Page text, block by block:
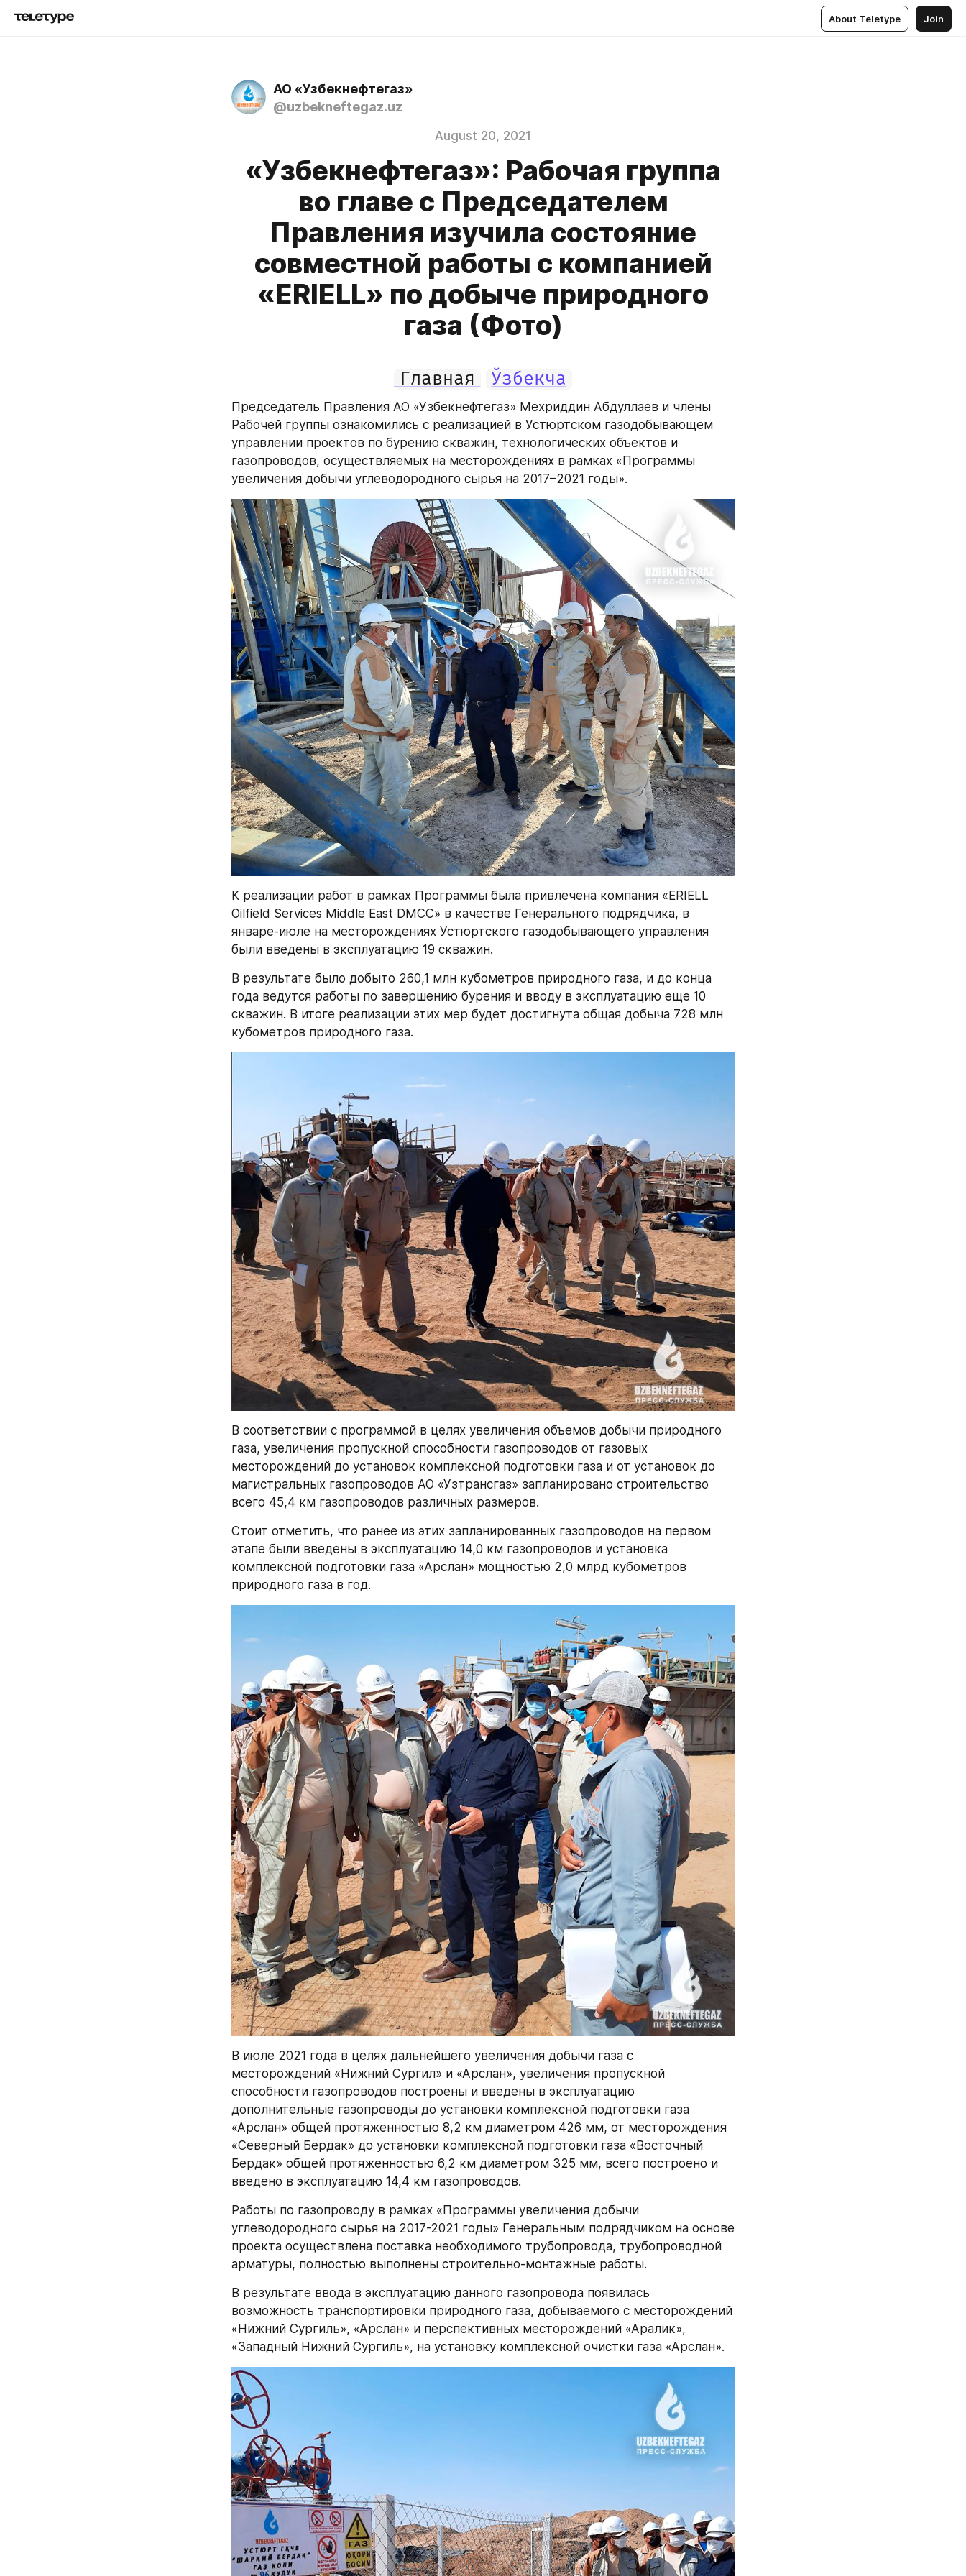
About Teletype Join
АО «Узбекнефтегаз»
@uzbekneftegaz.uz
August 20, 2021
«Узбекнефтегаз»: Рабочая группа
во главе с Председателем
Правления изучила состояние
совместной работы с компанией
«ERIELL» по добыче природного
газа (Фото)
Главная Ўзбекча
Председатель Правления АО «Узбекнефтегаз» Мехриддин Абдуллаев и члены
Рабочей группы ознакомились с реализацией в Устюртском газодобывающем
управлении проектов по бурению скважин, технологических объектов и
газопроводов, осуществляемых на месторождениях в рамках «Программы
увеличения добычи углеводородного сырья на 2017–2021 годы».
К реализации работ в рамках Программы была привлечена компания «ERIELL
Oilfield Services Middle East DMCC» в качестве Генерального подрядчика, в
январе-июле на месторождениях Устюртского газодобывающего управления
были введены в эксплуатацию 19 скважин.
В результате было добыто 260,1 млн кубометров природного газа, и до конца
года ведутся работы по завершению бурения и вводу в эксплуатацию еще 10
скважин. В итоге реализации этих мер будет достигнута общая добыча 728 млн
кубометров природного газа.
В соответствии с программой в целях увеличения объемов добычи природного
газа, увеличения пропускной способности газопроводов от газовых
месторождений до установок комплексной подготовки газа и от установок до
магистральных газопроводов АО «Узтрансгаз» запланировано строительство
всего 45,4 км газопроводов различных размеров.
Стоит отметить, что ранее из этих запланированных газопроводов на первом
этапе были введены в эксплуатацию 14,0 км газопроводов и установка
комплексной подготовки газа «Арслан» мощностью 2,0 млрд кубометров
природного газа в год.
В июле 2021 года в целях дальнейшего увеличения добычи газа с
месторождений «Нижний Сургил» и «Арслан», увеличения пропускной
способности газопроводов построены и введены в эксплуатацию
дополнительные газопроводы до установки комплексной подготовки газа
«Арслан» общей протяженностью 8,2 км диаметром 426 мм, от месторождения
«Северный Бердак» до установки комплексной подготовки газа «Восточный
Бердак» общей протяженностью 6,2 км диаметром 325 мм, всего построено и
введено в эксплуатацию 14,4 км газопроводов.
Работы по газопроводу в рамках «Программы увеличения добычи
углеводородного сырья на 2017-2021 годы» Генеральным подрядчиком на основе
проекта осуществлена поставка необходимого трубопровода, трубопроводной
арматуры, полностью выполнены строительно-монтажные работы.
В результате ввода в эксплуатацию данного газопровода появилась
возможность транспортировки природного газа, добываемого с месторождений
«Нижний Сургиль», «Арслан» и перспективных месторождений «Аралик»,
«Западный Нижний Сургиль», на установку комплексной очистки газа «Арслан».